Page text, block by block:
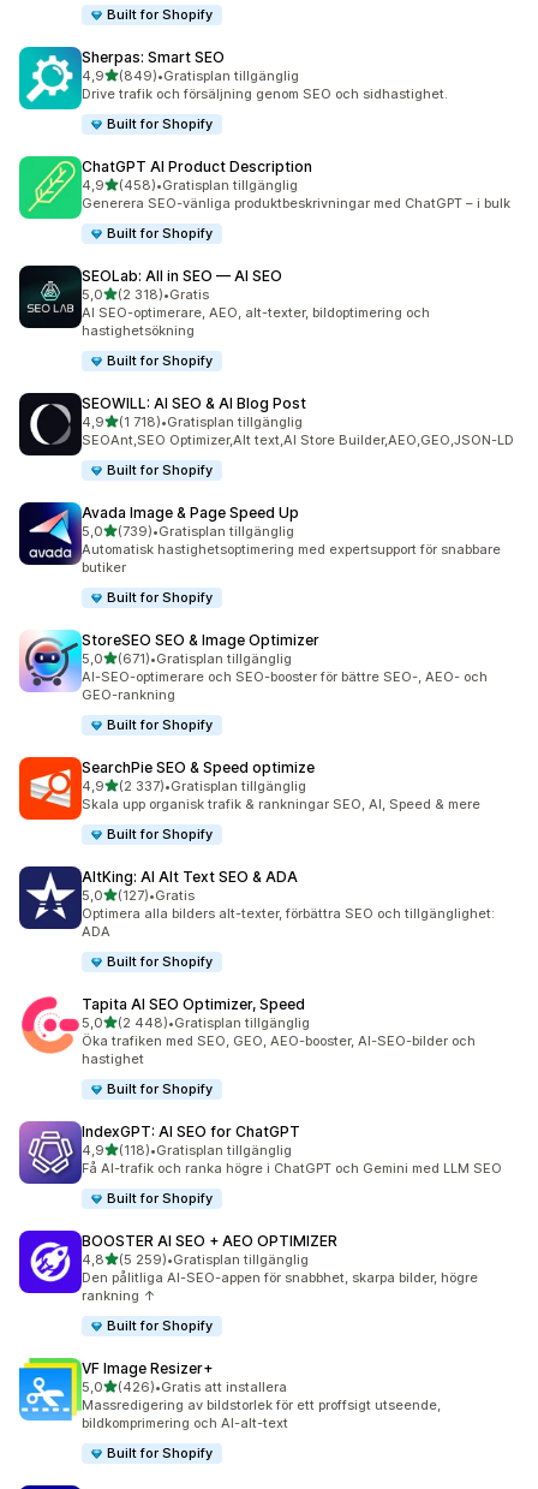
Built for Shopify
Sherpas: Smart SEO
4,9av 5 stjärnor
(849)
849 recensioner totalt
•Gratisplan tillgänglig
Drive trafik och försäljning genom SEO och sidhastighet.
Built for Shopify
ChatGPT AI Product Description
4,9av 5 stjärnor
(458)
458 recensioner totalt
•Gratisplan tillgänglig
Generera SEO-vänliga produktbeskrivningar med ChatGPT – i bulk
Built for Shopify
SEOLab: All in SEO — AI SEO
5,0av 5 stjärnor
(2 318)
2318 recensioner totalt
•Gratis
AI SEO-optimerare, AEO, alt-texter, bildoptimering och
hastighetsökning
Built for Shopify
SEOWILL: AI SEO & AI Blog Post
4,9av 5 stjärnor
(1 718)
1718 recensioner totalt
•Gratisplan tillgänglig
SEOAnt,SEO Optimizer,Alt text,AI Store Builder,AEO,GEO,JSON-LD
Built for Shopify
Avada Image & Page Speed Up
5,0av 5 stjärnor
(739)
739 recensioner totalt
•Gratisplan tillgänglig
Automatisk hastighetsoptimering med expertsupport för snabbare
butiker
Built for Shopify
StoreSEO SEO & Image Optimizer
5,0av 5 stjärnor
(671)
671 recensioner totalt
•Gratisplan tillgänglig
AI-SEO-optimerare och SEO-booster för bättre SEO-, AEO- och
GEO-rankning
Built for Shopify
SearchPie SEO & Speed optimize
4,9av 5 stjärnor
(2 337)
2337 recensioner totalt
•Gratisplan tillgänglig
Skala upp organisk trafik & rankningar SEO, AI, Speed & mere
Built for Shopify
AltKing: AI Alt Text SEO & ADA
5,0av 5 stjärnor
(127)
127 recensioner totalt
•Gratis
Optimera alla bilders alt-texter, förbättra SEO och tillgänglighet:
ADA
Built for Shopify
Tapita AI SEO Optimizer, Speed
5,0av 5 stjärnor
(2 448)
2448 recensioner totalt
•Gratisplan tillgänglig
Öka trafiken med SEO, GEO, AEO-booster, AI-SEO-bilder och
hastighet
Built for Shopify
IndexGPT: AI SEO for ChatGPT
4,9av 5 stjärnor
(118)
118 recensioner totalt
•Gratisplan tillgänglig
Få AI-trafik och ranka högre i ChatGPT och Gemini med LLM SEO
Built for Shopify
BOOSTER AI SEO + AEO OPTIMIZER
4,8av 5 stjärnor
(5 259)
5259 recensioner totalt
•Gratisplan tillgänglig
Den pålitliga AI-SEO-appen för snabbhet, skarpa bilder, högre
rankning ↑
Built for Shopify
VF Image Resizer+
5,0av 5 stjärnor
(426)
426 recensioner totalt
•Gratis att installera
Massredigering av bildstorlek för ett proffsigt utseende,
bildkomprimering och AI-alt-text
Built for Shopify